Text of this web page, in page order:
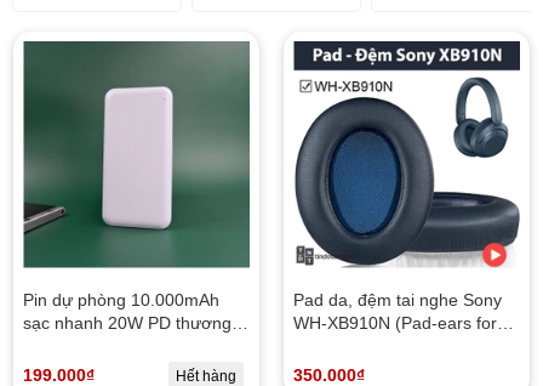
Pin dự phòng 10.000mAh
sạc nhanh 20W PD thương
(Nhật)
199.000₫ Hết hàng
Pad da, đệm tai nghe Sony
WH-XB910N (Pad-ears for
350.000₫